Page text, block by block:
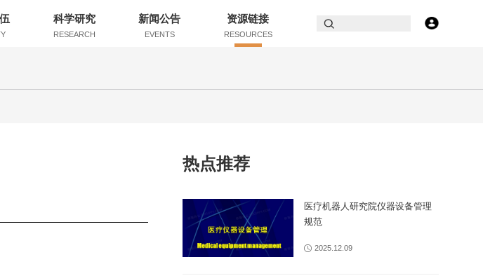
科学研究
RESEARCH
新闻公告
EVENTS
资源链接
RESOURCES
热点推荐
医疗机器人研究院仪器设备管理
规范
2025.12.09